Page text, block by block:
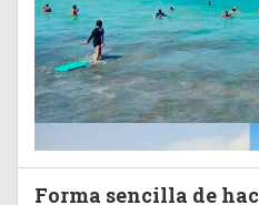
Forma sencilla de